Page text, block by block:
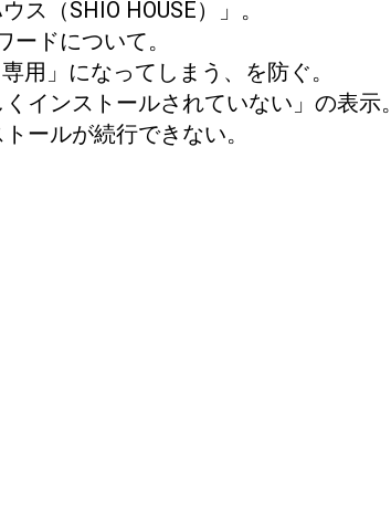
（SHIO HOUSE）」。
ドについて。
用」になってしまう、を防ぐ。
インストールされていない」の表示。
ールが続行できない。